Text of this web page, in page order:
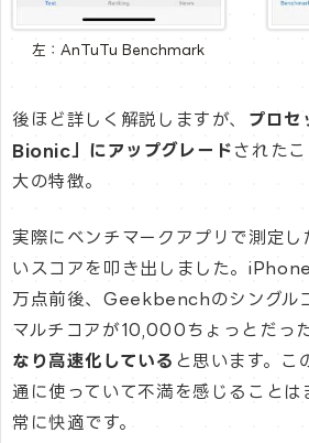
左：AnTuTu Benchmark
後ほど詳しく解説しますが、
プロセ
Bionic」にアップグレードされた
大の特徴。
実際にベンチマークアプリで測定し
いスコアを叩き出しました。
万点前後、Geekbenchのシングル
マルチコアが10,000ちょっとだった
なり高速化している と思います。こ
通に使っていて不満を感じることは
常に快適です。